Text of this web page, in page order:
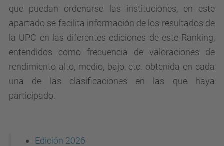
que puedan ordenarse las instituciones, en este
apartado se facilita información de los resultados de
la UPC en las diferentes ediciones de este Ranking,
entendidos como frecuencia de valoraciones de
rendimiento alto, medio, bajo, etc. obtenida en cada
una de las clasificaciones en las que haya
participado.
Edición 2026